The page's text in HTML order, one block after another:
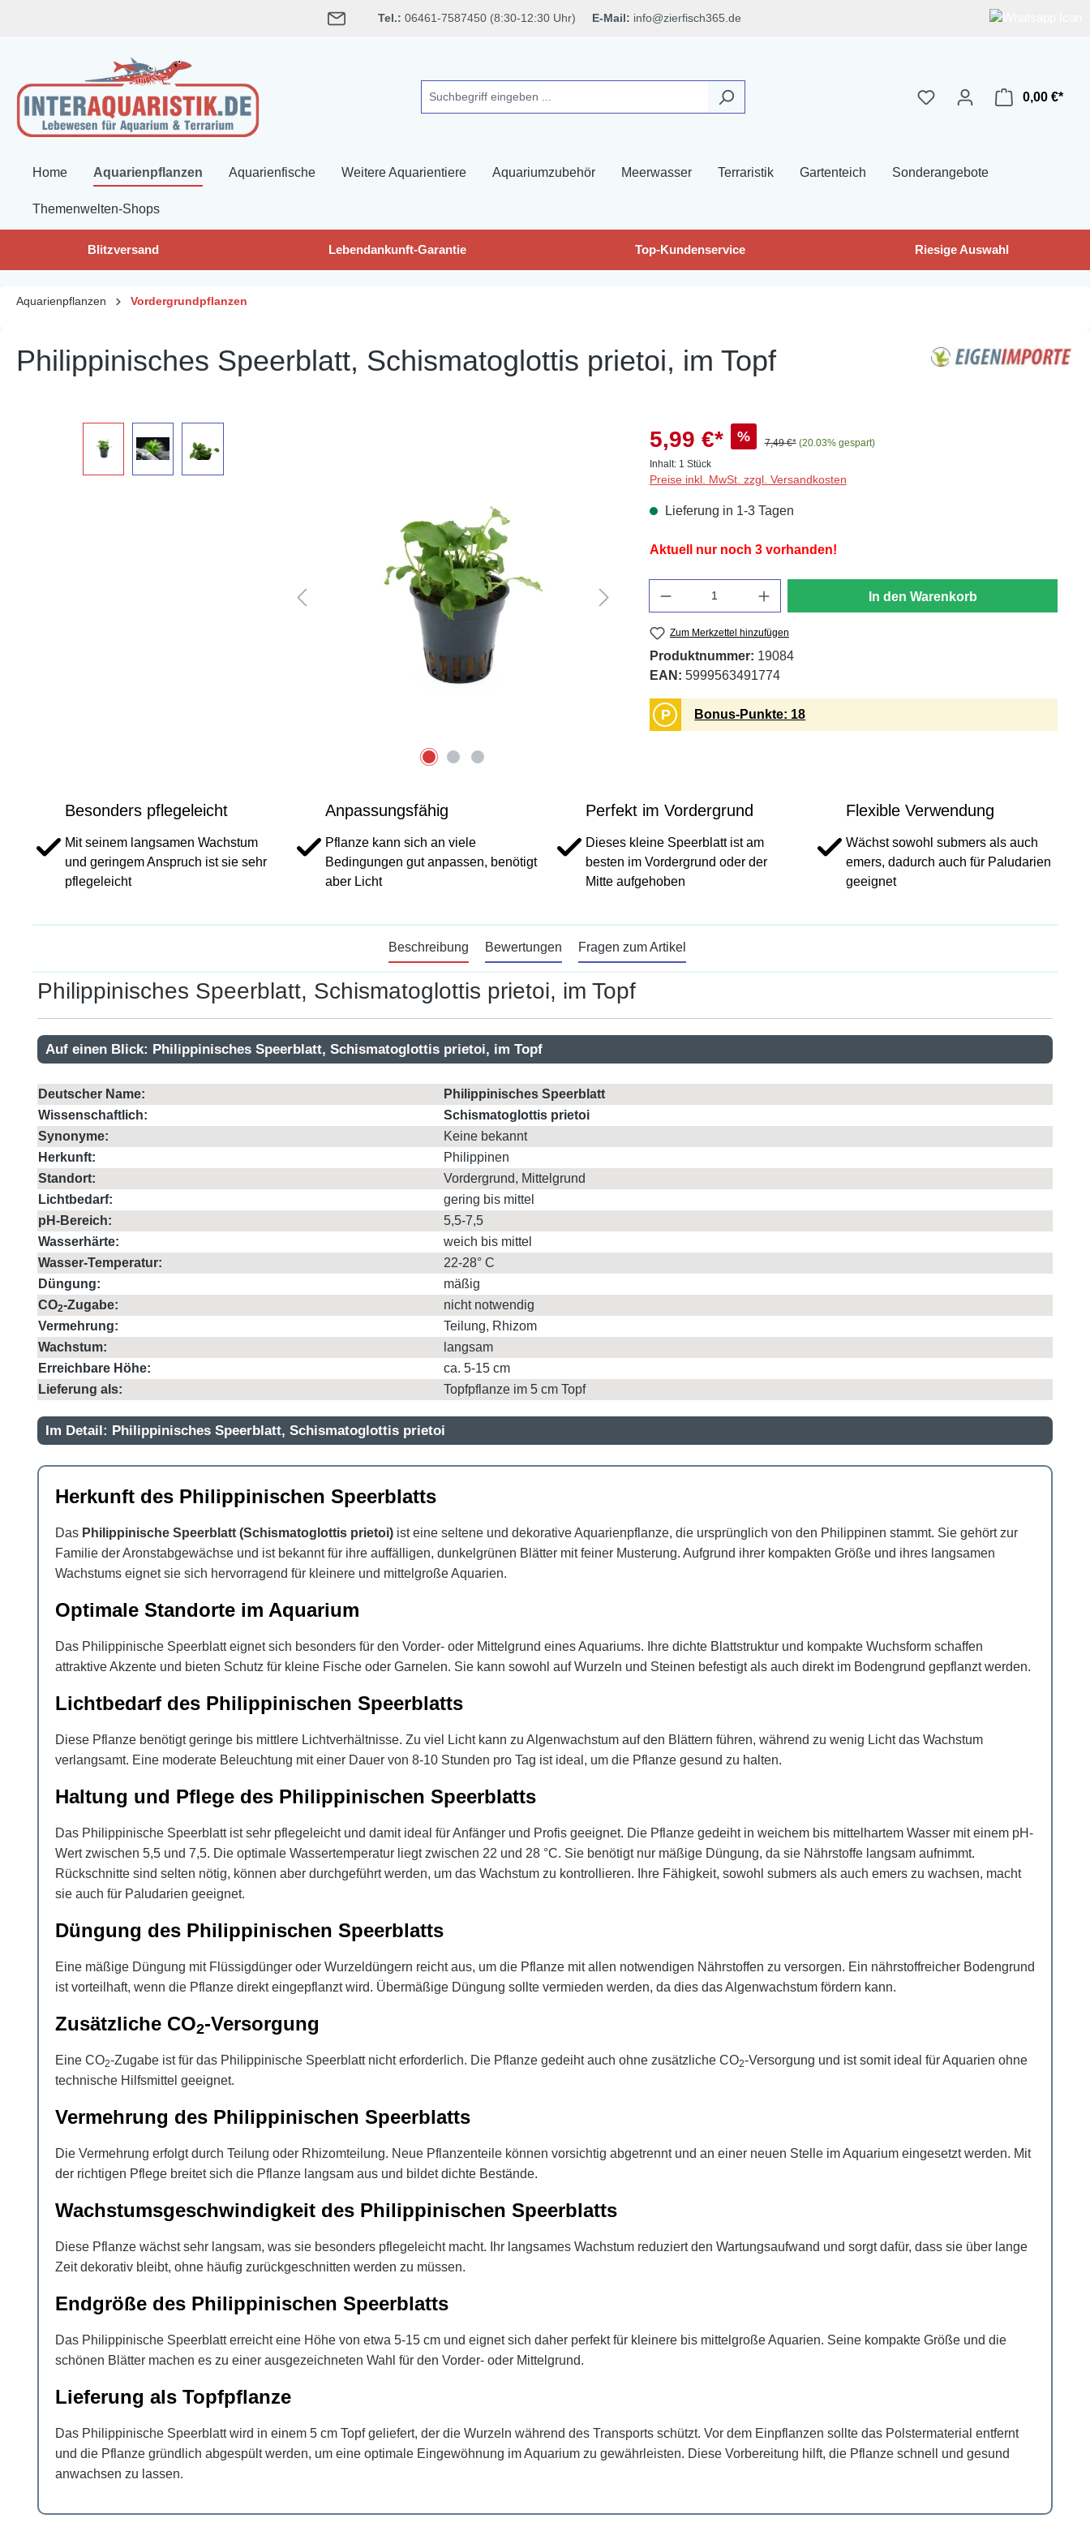
Tel.: 06461-7587450 (8:30-12:30 Uhr) E-Mail: info@zierfisch365.de
0,00 €*
Home Aquarienpflanzen Aquarienfische Weitere Aquarientiere Aquariumzubehör Meerwasser Terraristik Gartenteich Sonderangebote
Themenwelten-Shops
Blitzversand Lebendankunft-Garantie Top-Kundenservice Riesige Auswahl
Aquarienpflanzen Vordergrundpflanzen
Philippinisches Speerblatt, Schismatoglottis prietoi, im Topf
5,99 €* % 7,49 €* (20.03% gespart)
Inhalt: 1 Stück
Preise inkl. MwSt. zzgl. Versandkosten
Lieferung in 1-3 Tagen
Aktuell nur noch 3 vorhanden!
In den Warenkorb
Zum Merkzettel hinzufügen
Produktnummer: 19084
EAN: 5999563491774
P Bonus-Punkte: 18
Besonders pflegeleicht
Mit seinem langsamen Wachstum
und geringem Anspruch ist sie sehr
pflegeleicht
Anpassungsfähig
Pflanze kann sich an viele
Bedingungen gut anpassen, benötigt
aber Licht
Perfekt im Vordergrund
Dieses kleine Speerblatt ist am
besten im Vordergrund oder der
Mitte aufgehoben
Flexible Verwendung
Wächst sowohl submers als auch
emers, dadurch auch für Paludarien
geeignet
Beschreibung Bewertungen Fragen zum Artikel
Philippinisches Speerblatt, Schismatoglottis prietoi, im Topf
Auf einen Blick: Philippinisches Speerblatt, Schismatoglottis prietoi, im Topf
Deutscher Name:
Philippinisches Speerblatt
Wissenschaftlich:
Schismatoglottis prietoi
Synonyme:
Keine bekannt
Herkunft:
Philippinen
Standort:
Vordergrund, Mittelgrund
Lichtbedarf:
gering bis mittel
pH-Bereich:
5,5-7,5
Wasserhärte:
weich bis mittel
Wasser-Temperatur:
22-28° C
Düngung:
mäßig
CO2-Zugabe:
nicht notwendig
Vermehrung:
Teilung, Rhizom
Wachstum:
langsam
Erreichbare Höhe:
ca. 5-15 cm
Lieferung als:
Topfpflanze im 5 cm Topf
Im Detail: Philippinisches Speerblatt, Schismatoglottis prietoi
Herkunft des Philippinischen Speerblatts
Das Philippinische Speerblatt (Schismatoglottis prietoi) ist eine seltene und dekorative Aquarienpflanze, die ursprünglich von den Philippinen stammt. Sie gehört zur
Familie der Aronstabgewächse und ist bekannt für ihre auffälligen, dunkelgrünen Blätter mit feiner Musterung. Aufgrund ihrer kompakten Größe und ihres langsamen
Wachstums eignet sie sich hervorragend für kleinere und mittelgroße Aquarien.
Optimale Standorte im Aquarium
Das Philippinische Speerblatt eignet sich besonders für den Vorder- oder Mittelgrund eines Aquariums. Ihre dichte Blattstruktur und kompakte Wuchsform schaffen
attraktive Akzente und bieten Schutz für kleine Fische oder Garnelen. Sie kann sowohl auf Wurzeln und Steinen befestigt als auch direkt im Bodengrund gepflanzt werden.
Lichtbedarf des Philippinischen Speerblatts
Diese Pflanze benötigt geringe bis mittlere Lichtverhältnisse. Zu viel Licht kann zu Algenwachstum auf den Blättern führen, während zu wenig Licht das Wachstum
verlangsamt. Eine moderate Beleuchtung mit einer Dauer von 8-10 Stunden pro Tag ist ideal, um die Pflanze gesund zu halten.
Haltung und Pflege des Philippinischen Speerblatts
Das Philippinische Speerblatt ist sehr pflegeleicht und damit ideal für Anfänger und Profis geeignet. Die Pflanze gedeiht in weichem bis mittelhartem Wasser mit einem pH-
Wert zwischen 5,5 und 7,5. Die optimale Wassertemperatur liegt zwischen 22 und 28 °C. Sie benötigt nur mäßige Düngung, da sie Nährstoffe langsam aufnimmt.
Rückschnitte sind selten nötig, können aber durchgeführt werden, um das Wachstum zu kontrollieren. Ihre Fähigkeit, sowohl submers als auch emers zu wachsen, macht
sie auch für Paludarien geeignet.
Düngung des Philippinischen Speerblatts
Eine mäßige Düngung mit Flüssigdünger oder Wurzeldüngern reicht aus, um die Pflanze mit allen notwendigen Nährstoffen zu versorgen. Ein nährstoffreicher Bodengrund
ist vorteilhaft, wenn die Pflanze direkt eingepflanzt wird. Übermäßige Düngung sollte vermieden werden, da dies das Algenwachstum fördern kann.
Zusätzliche CO2-Versorgung
Eine CO2-Zugabe ist für das Philippinische Speerblatt nicht erforderlich. Die Pflanze gedeiht auch ohne zusätzliche CO2-Versorgung und ist somit ideal für Aquarien ohne
technische Hilfsmittel geeignet.
Vermehrung des Philippinischen Speerblatts
Die Vermehrung erfolgt durch Teilung oder Rhizomteilung. Neue Pflanzenteile können vorsichtig abgetrennt und an einer neuen Stelle im Aquarium eingesetzt werden. Mit
der richtigen Pflege breitet sich die Pflanze langsam aus und bildet dichte Bestände.
Wachstumsgeschwindigkeit des Philippinischen Speerblatts
Diese Pflanze wächst sehr langsam, was sie besonders pflegeleicht macht. Ihr langsames Wachstum reduziert den Wartungsaufwand und sorgt dafür, dass sie über lange
Zeit dekorativ bleibt, ohne häufig zurückgeschnitten werden zu müssen.
Endgröße des Philippinischen Speerblatts
Das Philippinische Speerblatt erreicht eine Höhe von etwa 5-15 cm und eignet sich daher perfekt für kleinere bis mittelgroße Aquarien. Seine kompakte Größe und die
schönen Blätter machen es zu einer ausgezeichneten Wahl für den Vorder- oder Mittelgrund.
Lieferung als Topfpflanze
Das Philippinische Speerblatt wird in einem 5 cm Topf geliefert, der die Wurzeln während des Transports schützt. Vor dem Einpflanzen sollte das Polstermaterial entfernt
und die Pflanze gründlich abgespült werden, um eine optimale Eingewöhnung im Aquarium zu gewährleisten. Diese Vorbereitung hilft, die Pflanze schnell und gesund
anwachsen zu lassen.